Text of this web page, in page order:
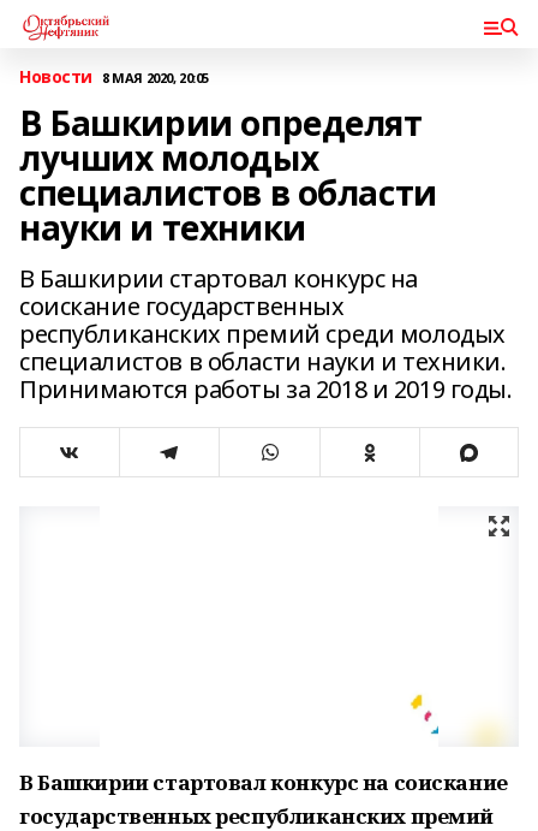
Новости 8 МАЯ 2020, 20:05
В Башкирии определят
лучших молодых
специалистов в области
науки и техники
В Башкирии стартовал конкурс на
соискание государственных
республиканских премий среди молодых
специалистов в области науки и техники.
Принимаются работы за 2018 и 2019 годы.
В Башкирии стартовал конкурс на соискание
государственных республиканских премий